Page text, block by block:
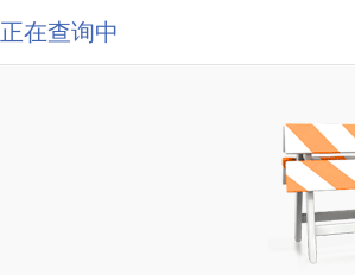
正在查询中